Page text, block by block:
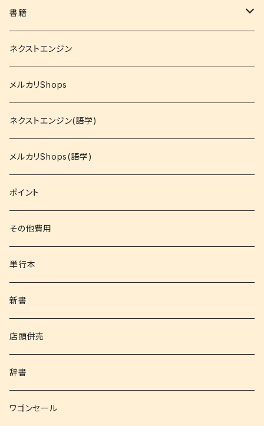
書籍
関西大学テキスト
就活
資格
コミック
文庫
その他書籍
書籍以外
ネクストエンジン
メルカリShops
ネクストエンジン(語学)
メルカリShops(語学)
ポイント
その他費用
単行本
新書
店頭併売
辞書
ワゴンセール